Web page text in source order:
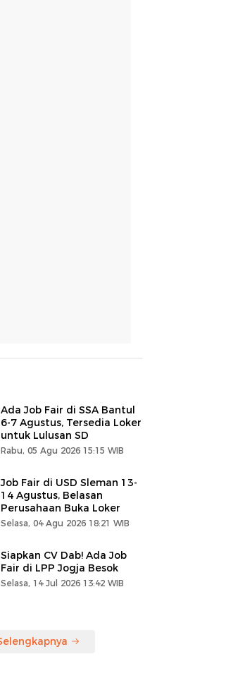
Ada Job Fair di SSA Bantul
6-7 Agustus, Tersedia Loker
untuk Lulusan SD
Rabu, 05 Agu 2026 15:15 WIB
Job Fair di USD Sleman 13-
14 Agustus, Belasan
Perusahaan Buka Loker
Selasa, 04 Agu 2026 18:21 WIB
Siapkan CV Dab! Ada Job
Fair di LPP Jogja Besok
Selasa, 14 Jul 2026 13:42 WIB